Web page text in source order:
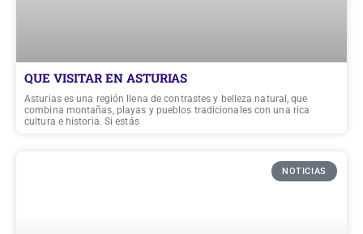
QUE VISITAR EN ASTURIAS
Asturias es una región llena de contrastes y belleza natural, que
combina montañas, playas y pueblos tradicionales con una rica
cultura e historia. Si estás
NOTICIAS